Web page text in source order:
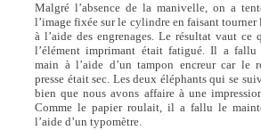
Malgré l’absence de la manivelle, on a
l’image fixée sur le cylindre en faisant tourner
à l’aide des engrenages. Le résultat vaut ce
l’élément imprimant était fatigué. Il a fallu
main à l’aide d’un tampon encreur car le
presse était sec. Les deux éléphants qui se
bien que nous avons affaire à une
Comme le papier roulait, il a fallu le
l’aide d’un typomètre.